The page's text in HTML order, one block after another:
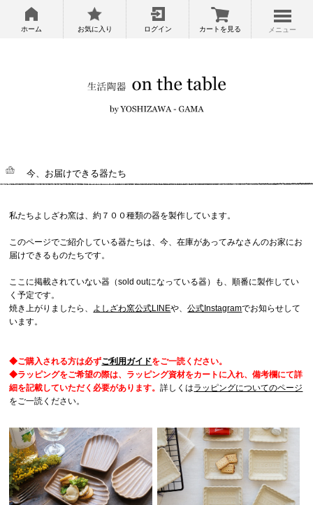
ホーム お気に入り ログイン カートを見る メニュー
今、お届けできる器たち
私たちよしざわ窯は、約７００種類の器を製作しています。
このページでご紹介している器たちは、今、在庫があってみなさんのお家にお
届けできるものたちです。
ここに掲載されていない器（sold outになっている器）も、順番に製作してい
く予定です。
焼き上がりましたら、
よしざわ窯公式LINEや、公式Instagramでお知らせして
います。
◆ご購入される方は必ずご利用ガイドをご一読ください。
◆ラッピングをご希望の際は、ラッピング資材をカートに入れ、備考欄にて詳
細を記載していただく必要があります。詳しくはラッピングについてのページ
をご一読ください。